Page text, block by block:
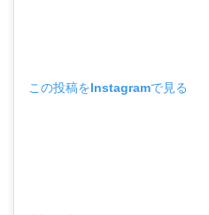
この投稿をInstagramで見る